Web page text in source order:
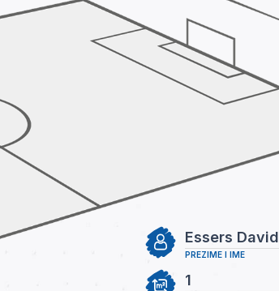
PREZIME I IME
Essers David
1